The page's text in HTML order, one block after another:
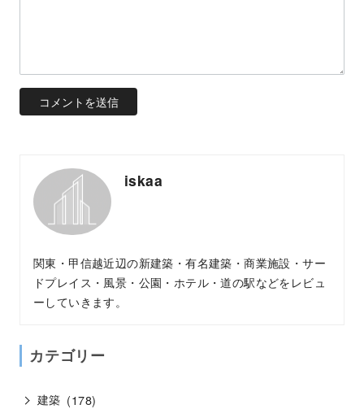
iskaa
関東・甲信越近辺の新建築・有名建築・商業施設・サー
ドプレイス・風景・公園・ホテル・道の駅などをレビュ
ーしていきます。
カテゴリー
建築 (178)